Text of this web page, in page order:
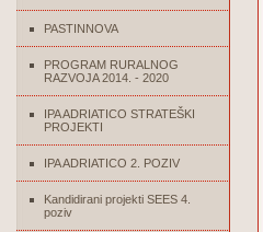
PASTINNOVA
PROGRAM RURALNOG
RAZVOJA 2014. - 2020
IPA ADRIATICO STRATEŠKI
PROJEKTI
IPA ADRIATICO 2. POZIV
Kandidirani projekti SEES 4.
poziv